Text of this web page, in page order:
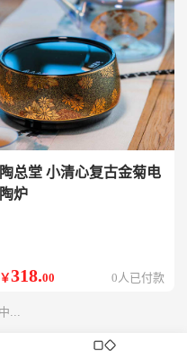
陶总堂 小清心复古金菊电
陶炉
￥318.00 0人已付款
...